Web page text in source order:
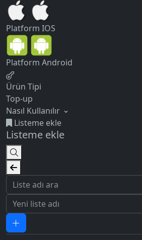
Platform IOS
Platform Android
Ürün Tipi
Top-up
Nasıl Kullanılır
Listeme ekle
Listeme ekle